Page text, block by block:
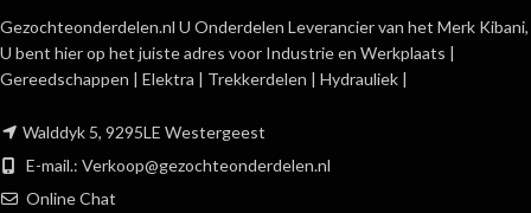
Gezochteonderdelen.nl U Onderdelen Leverancier van het Merk Kibani,
U bent hier op het juiste adres voor Industrie en Werkplaats |
Gereedschappen | Elektra | Trekkerdelen | Hydrauliek |
Walddyk 5, 9295LE Westergeest
E-mail.: Verkoop@gezochteonderdelen.nl
Online Chat